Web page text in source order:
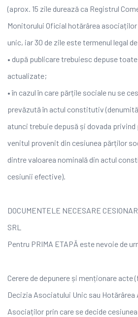
(aprox. 15 zile durează ca Registrul
Monitorului Oficial hotărârea
unic, iar 30 de zile este termenul legal
• după publicare trebuiesc depuse
actualizate;
• în cazul în care părțile sociale nu se
prevăzută în actul constitutiv
atunci trebuie depusă și dovada
venitul provenit din cesiunea părților
dintre valoarea nominală din actul
cesiunii efective).
DOCUMENTELE NECESARE
SRL
Pentru PRIMA ETAPĂ este nevoie de
Cerere de depunere și menționare acte
Decizia Asociatului Unic sau Hotărârea
Asociaților prin care se decide